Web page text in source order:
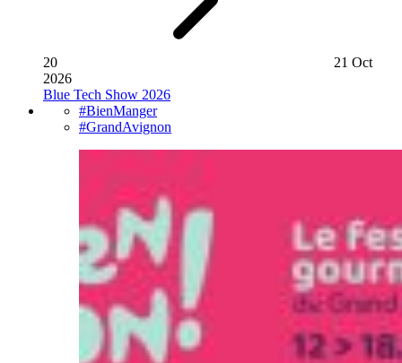
20
21 Oct
2026
Blue Tech Show 2026
#BienManger
#GrandAvignon